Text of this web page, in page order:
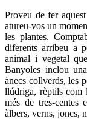
Proveu de fer
atureu-vos un
les plantes.
diferents arribeu a
animal i vegetal
Banyoles inclou
ànecs collverds, les
llúdriga, rèptils com
més de tres-centes
àlbers, verns, joncs,